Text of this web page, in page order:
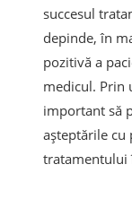
succesul
depinde, în
pozitivă a
medicul. Prin
important să
așteptările cu
tratamentului